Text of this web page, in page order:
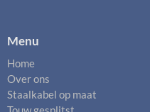
Menu
Home
Over ons
Staalkabel op maat